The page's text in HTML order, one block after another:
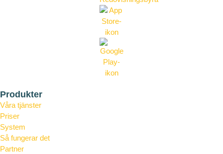
Produkter
Våra tjänster
Priser
System
Så fungerar det
Partner